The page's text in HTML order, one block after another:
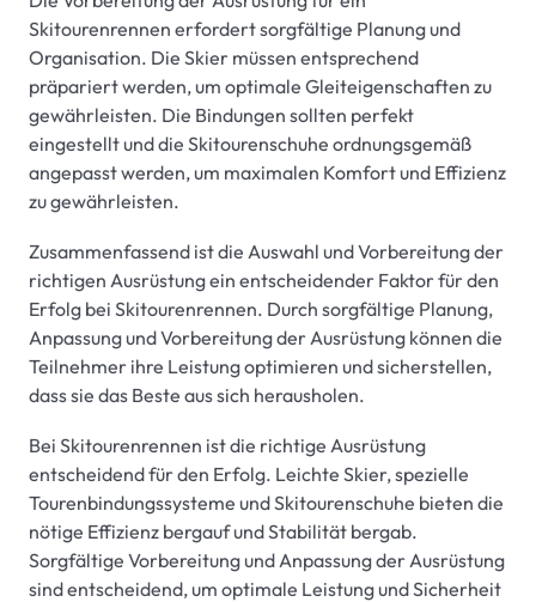
Skitourenrennen erfordert sorgfältige Planung und
Organisation. Die Skier müssen entsprechend
präpariert werden, um optimale Gleiteigenschaften zu
gewährleisten. Die Bindungen sollten perfekt
eingestellt und die Skitourenschuhe ordnungsgemäß
angepasst werden, um maximalen Komfort und Effizienz
zu gewährleisten.
Zusammenfassend ist die Auswahl und Vorbereitung der
richtigen Ausrüstung ein entscheidender Faktor für den
Erfolg bei Skitourenrennen. Durch sorgfältige Planung,
Anpassung und Vorbereitung der Ausrüstung können die
Teilnehmer ihre Leistung optimieren und sicherstellen,
dass sie das Beste aus sich herausholen.
Bei Skitourenrennen ist die richtige Ausrüstung
entscheidend für den Erfolg. Leichte Skier, spezielle
Tourenbindungssysteme und Skitourenschuhe bieten die
nötige Effizienz bergauf und Stabilität bergab.
Sorgfältige Vorbereitung und Anpassung der Ausrüstung
sind entscheidend, um optimale Leistung und Sicherheit